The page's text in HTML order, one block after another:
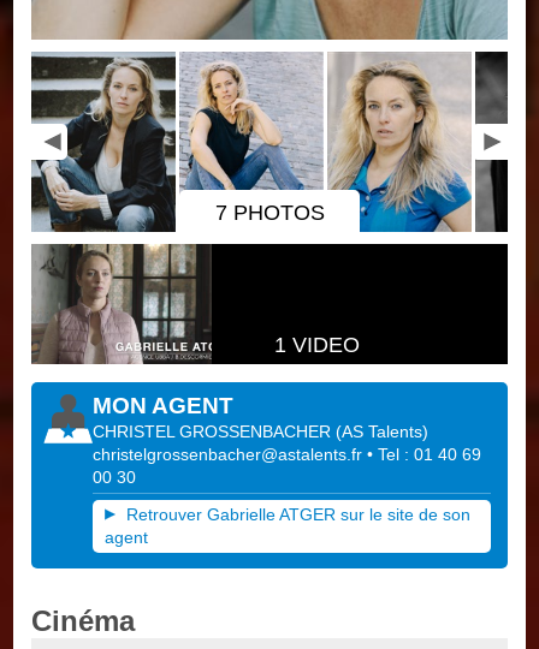
7 PHOTOS
1 VIDEO
MON AGENT
CHRISTEL GROSSENBACHER (AS Talents)
christelgrossenbacher@astalents.fr • Tel : 01 40 69
00 30
Retrouver Gabrielle ATGER sur le site de son
agent
Cinéma